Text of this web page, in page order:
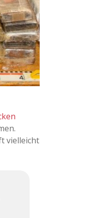
vielleicht